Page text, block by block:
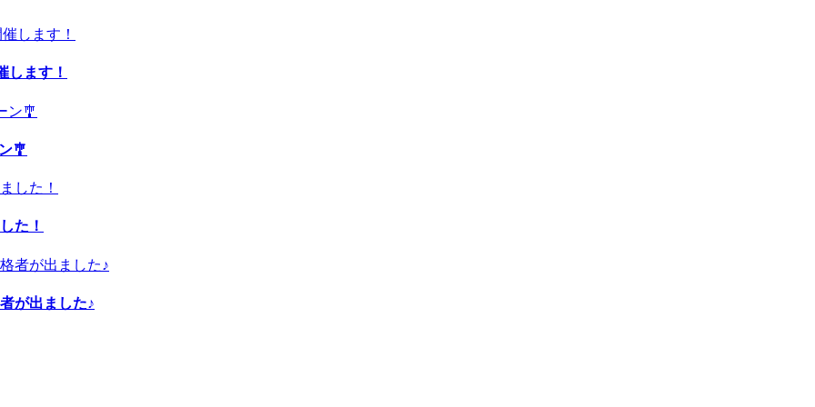
します！
🎐
た！
が出ました♪